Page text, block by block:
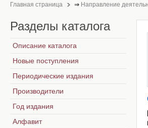
Главная страница ⇒ Направление
Разделы каталога
Описание каталога
Новые поступления
Периодические издания
Производители
Год издания
Алфавит